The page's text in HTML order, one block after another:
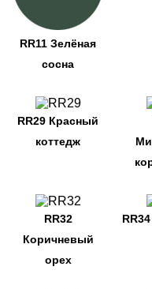
RR11 Зелёная
сосна
RR29 Красный
коттедж
RR32
Коричневый
орех